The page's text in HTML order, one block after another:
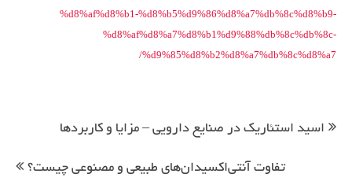
%d8%af%d8%b1-%d8%b5%d9%86%d8%a7%db%8c%d8%b9-
%d8%af%d8%a7%d8%b1%d9%88%db%8c%db%8c-
%d9%85%d8%b2%d8%a7%db%8c%d8%a7/
نوشته
اسید استئاریک در صنایع دارویی – مزایا و کاربردها
تفاوت آنتی‌اکسیدان‌های طبیعی و مصنوعی چیست؟